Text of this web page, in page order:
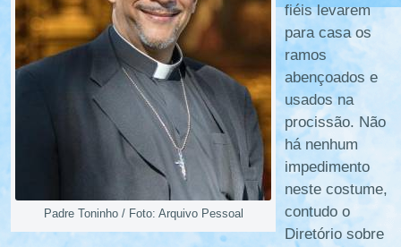
Padre Toninho / Foto: Arquivo Pessoal
fiéis levarem
para casa os
ramos
abençoados e
usados na
procissão. Não
há nenhum
impedimento
neste costume,
contudo o
Diretório sobre